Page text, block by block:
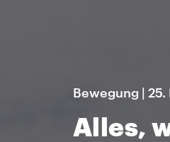
Bewegung | 25.
Alles,